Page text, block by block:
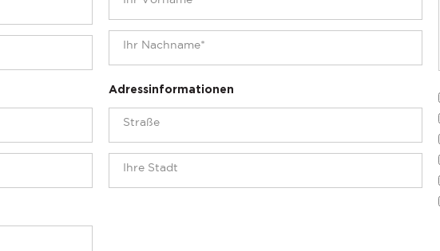
Adressinformationen